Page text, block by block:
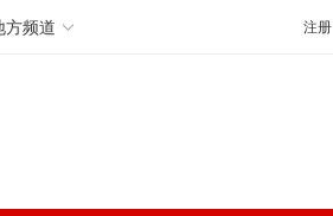
方频道 注册